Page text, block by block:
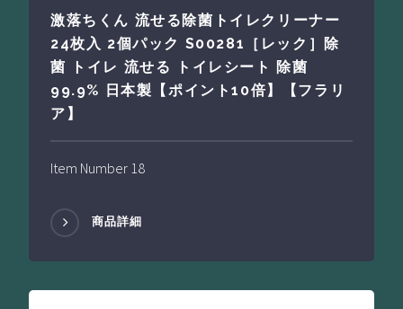
激落ちくん 流せる除菌トイレクリーナー
24枚入 2個パック S00281［レック］除
菌 トイレ 流せる トイレシート 除菌
99.9% 日本製【ポイント10倍】【フラリ
ア】
Item Number 18
商品詳細